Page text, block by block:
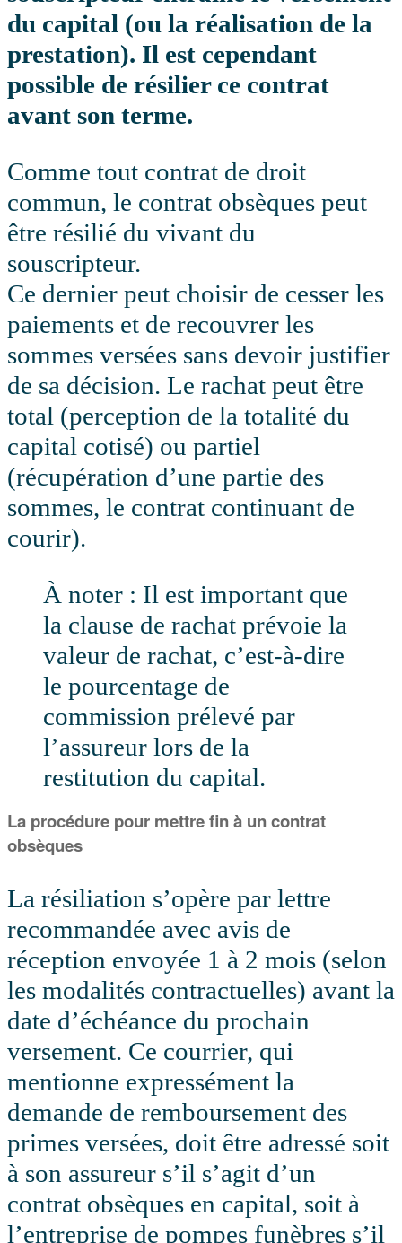
du capital (ou la réalisation de la
prestation). Il est cependant
possible de résilier ce contrat
avant son terme.
Comme tout contrat de droit
commun, le contrat obsèques peut
être résilié du vivant du
souscripteur.
Ce dernier peut choisir de cesser les
paiements et de recouvrer les
sommes versées sans devoir justifier
de sa décision. Le rachat peut être
total (perception de la totalité du
capital cotisé) ou partiel
(récupération d’une partie des
sommes, le contrat continuant de
courir).
À noter : Il est important que
la clause de rachat prévoie la
valeur de rachat, c’est-à-dire
le pourcentage de
commission prélevé par
l’assureur lors de la
restitution du capital.
La procédure pour mettre fin à un contrat
obsèques
La résiliation s’opère par lettre
recommandée avec avis de
réception envoyée 1 à 2 mois (selon
les modalités contractuelles) avant la
date d’échéance du prochain
versement. Ce courrier, qui
mentionne expressément la
demande de remboursement des
primes versées, doit être adressé soit
à son assureur s’il s’agit d’un
contrat obsèques en capital, soit à
l’entreprise de pompes funèbres s’il